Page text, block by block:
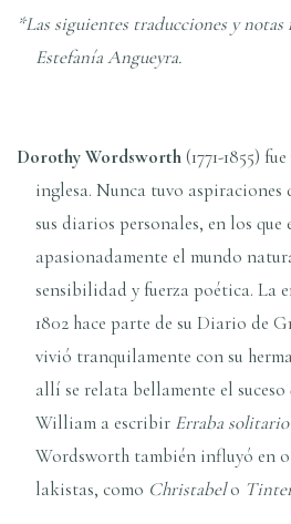
*Las siguientes traducciones y
Estefaní­a Angueyra.
Dorothy Wordsworth(1771-1855)
inglesa. Nunca tuvo aspiraciones
sus diarios personales, en los que
apasionadamente el mundo
sensibilidad y fuerza poética. La
1802 hace parte de su Diario de
vivió tranquilamente con su
allí­ se relata bellamente el
William a escribir Erraba
Wordsworth también influyó en
lakistas, como Christabelo